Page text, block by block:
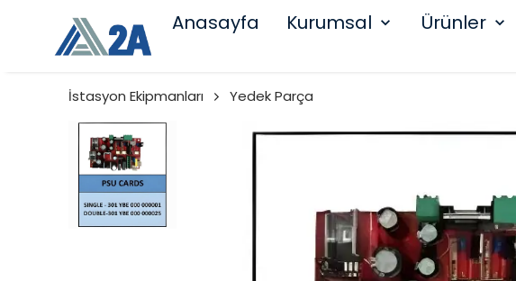
Anasayfa Kurumsal Ürünler
İstasyon Ekipmanları Yedek Parça